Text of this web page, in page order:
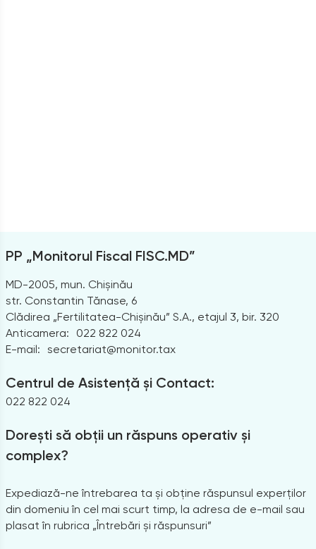
PP „Monitorul Fiscal FISC.MD”
MD-2005, mun. Chișinău
str. Constantin Tănase, 6
Clădirea „Fertilitatea-Chișinău” S.A., etajul 3, bir. 320
Anticamera:
022 822 024
E-mail: secretariat@monitor.tax
Centrul de Asistență și Contact:
022 822 024
Dorești să obții un răspuns operativ și
complex?
Expediază-ne întrebarea ta și obține răspunsul experților
din domeniu în cel mai scurt timp, la adresa de e-mail sau
plasat în rubrica „Întrebări și răspunsuri”